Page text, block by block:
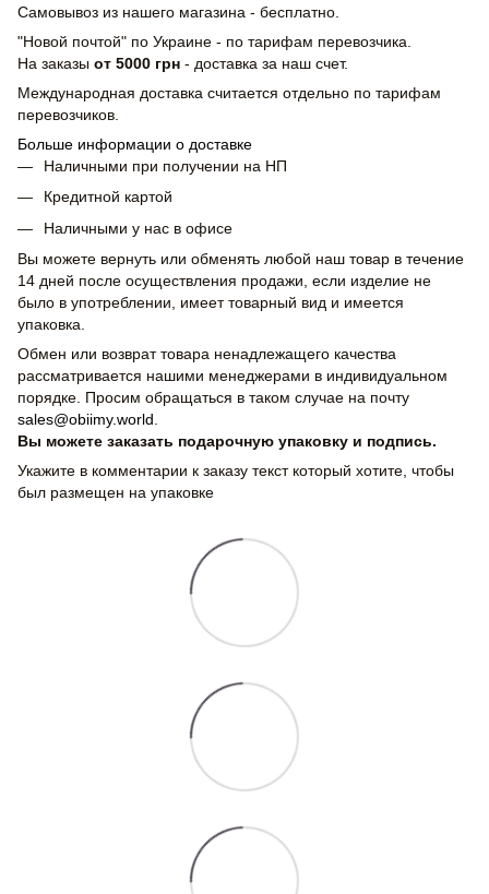
Самовывоз из нашего магазина - бесплатно.
"Новой почтой" по Украине - по тарифам перевозчика.
На заказы от 5000 грн - доставка за наш счет.
Международная доставка считается отдельно по тарифам
перевозчиков.
Больше информации о доставке
Наличными при получении на НП
Кредитной картой
Наличными у нас в офисе
Вы можете вернуть или обменять любой наш товар в течение
14 дней после осуществления продажи, если изделие не
было в употреблении, имеет товарный вид и имеется
упаковка.
Обмен или возврат товара ненадлежащего качества
рассматривается нашими менеджерами в индивидуальном
порядке. Просим обращаться в таком случае на почту
sales@obiimy.world
Вы можете заказать подарочную упаковку и подпись.
Укажите в комментарии к заказу текст который хотите, чтобы
был размещен на упаковке